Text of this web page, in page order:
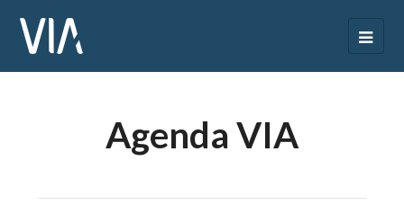
Agenda VIA